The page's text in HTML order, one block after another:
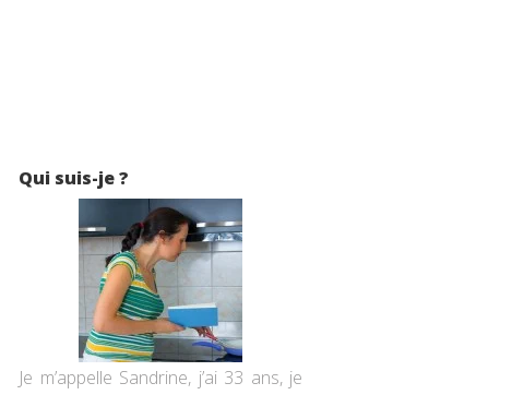
Qui suis-je ?
Je m’appelle Sandrine, j’ai 33 ans, je